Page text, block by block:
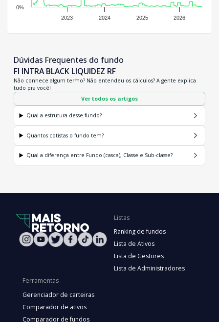
2023 2024 2025 2026
0%
Dúvidas Frequentes do fundo
FI INTRA BLACK LIQUIDEZ RF
Não conhece algum termo? Não entendeu os cálculos? A gente explica
tudo pra você!
Ver todos os artigos
Qual a estrutura desse fundo?
Quantos cotistas o fundo tem?
Qual a diferença entre Fundo (casca), Classe e Sub-classe?
Listas
Ranking de fundos
Lista de Ativos
Lista de Gestores
Lista de Administradores
Ferramentas
Gerenciador de carteiras
Comparador de ativos
Comparador de fundos